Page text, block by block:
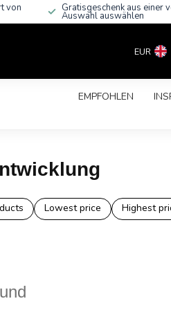
von Gratisgeschenk aus einer
Auswahl auswählen
EUR
EMPFOHLEN
Lowest price Highest